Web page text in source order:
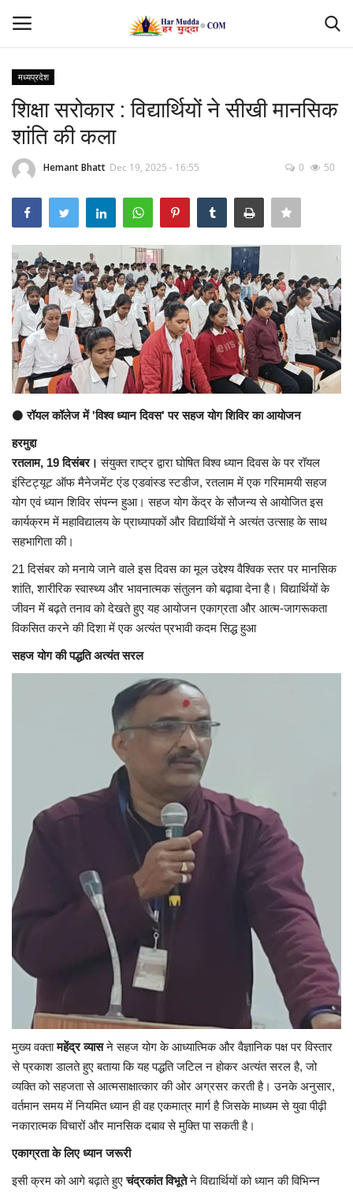
Home
Contact
मध्यप्रदेश
छत्तीसगढ़
उत्तर प्रदेश
अंतर्राष्ट्रीय
कला संस्कृति
धर्म
रेलवे
शख्सियत
मनोरंजन
धर्म-संस्कृति
विचार सरोकार
कारोबार सरोकार
साहित्य सरोकार
सेहत सरोकार
सामाजिक सरोकार
मध्यप्रदेश
शिक्षा सरोकार : विद्यार्थियों ने सीखी मानसिक
शांति की कला
Hemant Bhatt Dec 19, 2025 - 16:55 0 50
⚫रॉयल कॉलेज में 'विश्व ध्यान दिवस' पर सहज योग शिविर का आयोजन
हरमुद्दा
रतलाम, 19 दिसंबर। ​संयुक्त राष्ट्र द्वारा घोषित विश्व ध्यान दिवस के पर रॉयल
इंस्टिट्यूट ऑफ मैनेजमेंट एंड एडवांस्ड स्टडीज, रतलाम में एक गरिमामयी सहज
योग एवं ध्यान शिविर संपन्न हुआ। सहज योग केंद्र के सौजन्य से आयोजित इस
कार्यक्रम में महाविद्यालय के प्राध्यापकों और विद्यार्थियों ने अत्यंत उत्साह के साथ
सहभागिता की।
21 दिसंबर को मनाये जाने वाले इस दिवस का मूल उद्देश्य वैश्विक स्तर पर मानसिक
शांति, शारीरिक स्वास्थ्य और भावनात्मक संतुलन को बढ़ावा देना है। विद्यार्थियों के
जीवन में बढ़ते तनाव को देखते हुए यह आयोजन एकाग्रता और आत्म-जागरूकता
विकसित करने की दिशा में एक अत्यंत प्रभावी कदम सिद्ध हुआ
सहज योग की पद्धति अत्यंत सरल
​मुख्य वक्तामहेंद्र व्यासने सहज योग के आध्यात्मिक और वैज्ञानिक पक्ष पर विस्तार
से प्रकाश डालते हुए बताया कि यह पद्धति जटिल न होकर अत्यंत सरल है, जो
व्यक्ति को सहजता से आत्मसाक्षात्कार की ओर अग्रसर करती है। उनके अनुसार,
वर्तमान समय में नियमित ध्यान ही वह एकमात्र मार्ग है जिसके माध्यम से युवा पीढ़ी
नकारात्मक विचारों और मानसिक दबाव से मुक्ति पा सकती है।
एकाग्रता के लिए ध्यान जरूरी
इसी क्रम को आगे बढ़ाते हुएचंद्रकांत विभूतेने विद्यार्थियों को ध्यान की विभिन्न